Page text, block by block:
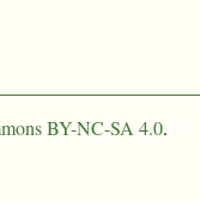
BY-NC-SA 4.0.